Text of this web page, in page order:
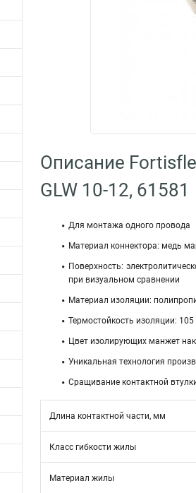
Описание
GLW 10-12, 61581
Для монтажа одного провода
Материал коннектора: медь
Поверхность:
при визуальном сравнении
Материал изоляции:
Термостойкость изоляции: 105
Цвет изолирующих манжет
Уникальная технология
Сращивание контактной
Длина контактной части, мм
Класс гибкости жилы
Материал жилы